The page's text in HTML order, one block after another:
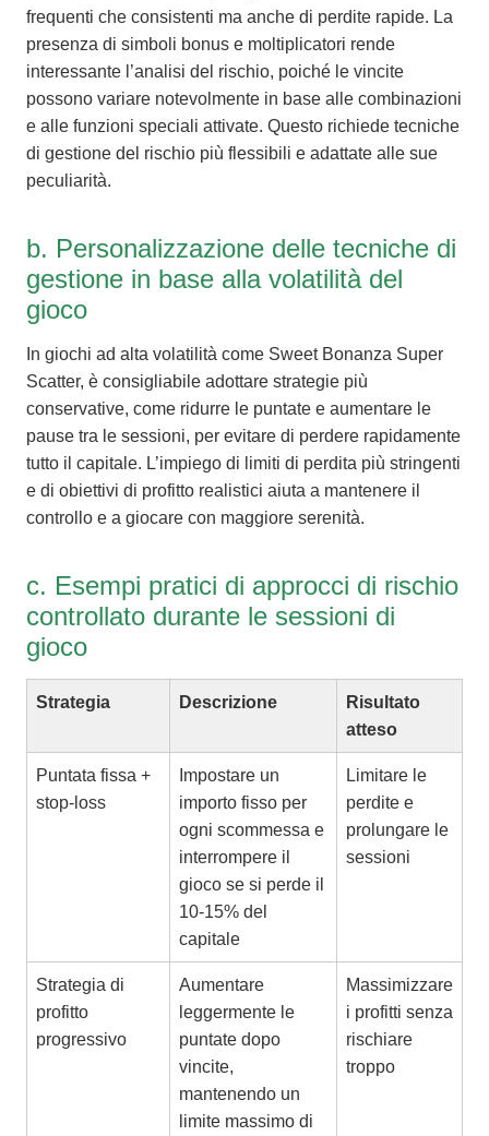
frequenti che consistenti ma anche di perdite rapide. La
presenza di simboli bonus e moltiplicatori rende
interessante l’analisi del rischio, poiché le vincite
possono variare notevolmente in base alle combinazioni
e alle funzioni speciali attivate. Questo richiede tecniche
di gestione del rischio più flessibili e adattate alle sue
peculiarità.
b. Personalizzazione delle tecniche di
gestione in base alla volatilità del
gioco
In giochi ad alta volatilità come Sweet Bonanza Super
Scatter, è consigliabile adottare strategie più
conservative, come ridurre le puntate e aumentare le
pause tra le sessioni, per evitare di perdere rapidamente
tutto il capitale. L’impiego di limiti di perdita più stringenti
e di obiettivi di profitto realistici aiuta a mantenere il
controllo e a giocare con maggiore serenità.
c. Esempi pratici di approcci di rischio
controllato durante le sessioni di
gioco
Strategia Descrizione
Risultato
atteso
Puntata fissa +
stop-loss
Impostare un
importo fisso per
ogni scommessa e
interrompere il
gioco se si perde il
10-15% del
capitale
Limitare le
perdite e
prolungare le
sessioni
Strategia di
profitto
progressivo
Aumentare
leggermente le
puntate dopo
vincite,
mantenendo un
limite massimo di
Massimizzare
i profitti senza
rischiare
troppo